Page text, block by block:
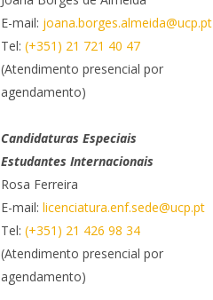
E-mail: joana.borges.almeida@ucp.pt
Tel:(+351) 21 721 40 47
(Atendimento presencial por
agendamento)
Candidaturas Especiais
Estudantes Internacionais
Rosa Ferreira
E-mail:licenciatura.enf.sede@ucp.pt
Tel:(+351) 21 426 98 34
(Atendimento presencial por
agendamento)